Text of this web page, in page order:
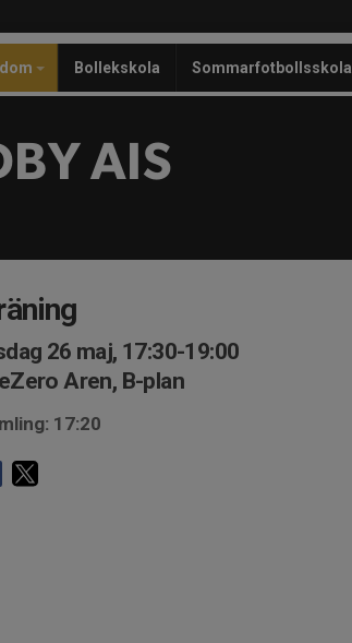
Bollekskola Sommarfotbollsskola
AIS
26 maj, 17:30-19:00
Aren, B-plan
17:20